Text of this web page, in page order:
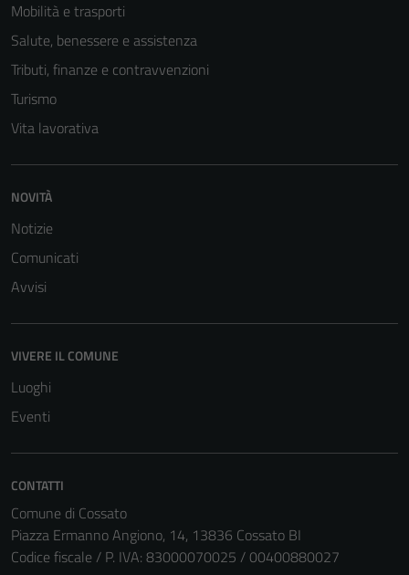
Mobilità e trasporti
Salute, benessere e assistenza
Tributi, finanze e contravvenzioni
Turismo
Vita lavorativa
NOVITÀ
Notizie
Comunicati
Avvisi
VIVERE IL COMUNE
Luoghi
Eventi
CONTATTI
Comune di Cossato
Piazza Ermanno Angiono, 14, 13836 Cossato BI
Codice fiscale / P. IVA: 83000070025 / 00400880027